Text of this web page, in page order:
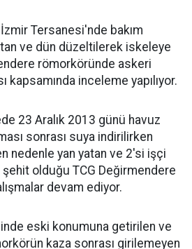
Tersanesi'nde bakım
ve dün düzeltilerek iskeleye
römorköründe askeri
kapsamında inceleme yapılıyor.
23 Aralık 2013 günü havuz
sonrası suya indirilirken
nedenle yan yatan ve 2'si işçi
olduğu TCG Değirmendere
devam ediyor.
eski konumuna getirilen ve
kaza sonrası girilemeyen